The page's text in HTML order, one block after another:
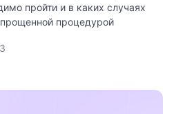
пройти и в каких случаях
процедурой